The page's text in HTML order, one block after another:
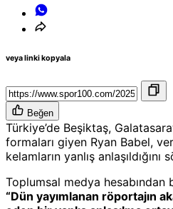
veya linki kopyala
Beğen
Türkiye’de Beşiktaş,
formaları giyen Ryan Babel,
kelamların yanlış anlaşıldığını
Toplumsal medya hesabından
“Dün yayımlanan röportajın